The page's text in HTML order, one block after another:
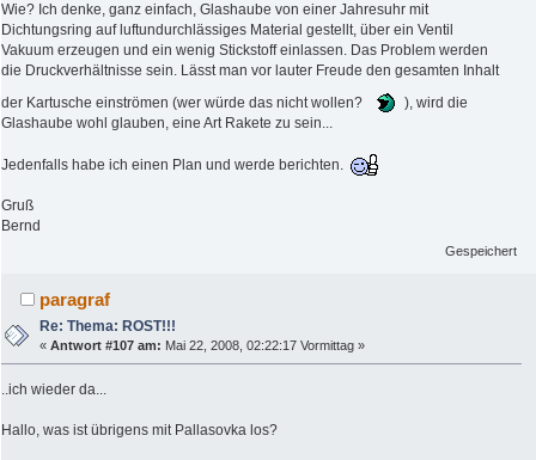
Wie? Ich denke, ganz einfach, Glashaube von einer Jahresuhr mit
Dichtungsring auf luftundurchlässiges Material gestellt, über ein Ventil
Vakuum erzeugen und ein wenig Stickstoff einlassen. Das Problem werden
die Druckverhältnisse sein. Lässt man vor lauter Freude den gesamten Inhalt
der Kartusche einströmen (wer würde das nicht wollen?
), wird die
Glashaube wohl glauben, eine Art Rakete zu sein...
Jedenfalls habe ich einen Plan und werde berichten.
Gruß
Bernd
Gespeichert
paragraf
Re: Thema: ROST!!!
«Antwort #107 am: Mai 22, 2008, 02:22:17 Vormittag »
..ich wieder da...
Hallo, was ist übrigens mit Pallasovka los?